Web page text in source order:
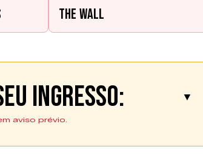
The Wall
ingresso: ▼
aviso prévio.